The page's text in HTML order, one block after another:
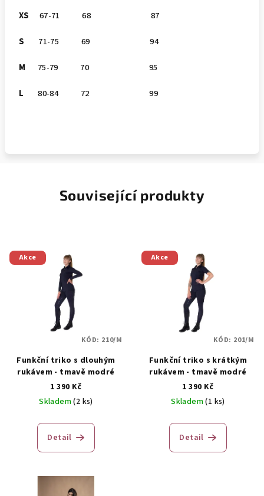
XS 67-71 68 87
S 71-75 69 94
M 75-79 70 95
L 80-84 72 99
Související produkty
Akce
Funkční triko s dlouhým
rukávem - tmavě modré
1 390 Kč
Skladem(2 ks)
Detail
KÓD: 210/M
Akce
Funkční triko s krátkým
rukávem - tmavě modré
1 390 Kč
Skladem(1 ks)
Detail
KÓD: 201/M